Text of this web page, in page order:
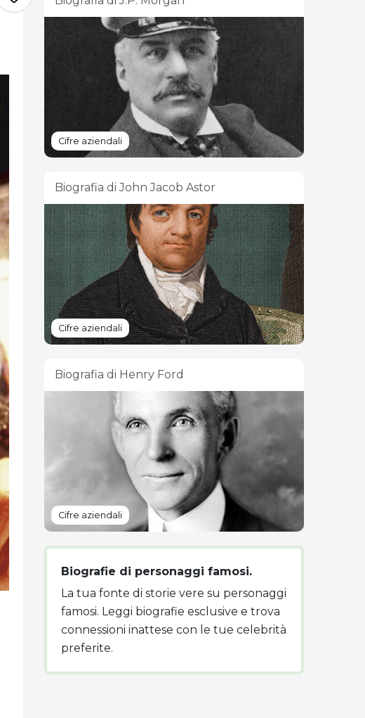
Cifre aziendali
Biografia di John Jacob Astor
Cifre aziendali
Biografia di Henry Ford
Cifre aziendali
Biografie di personaggi famosi.
La tua fonte di storie vere su personaggi
famosi. Leggi biografie esclusive e trova
connessioni inattese con le tue celebrità
preferite.